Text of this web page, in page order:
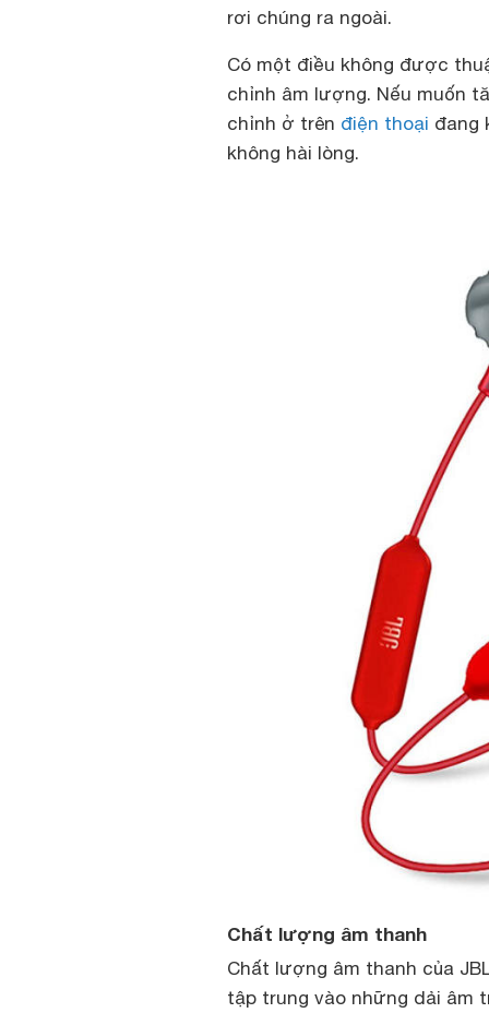
rơi chúng ra ngoài.
Có một điều không được
chỉnh âm lượng. Nếu muốn
chỉnh ở trên điện thoại đang
không hài lòng.
Chất lượng âm thanh
Chất lượng âm thanh của
tập trung vào những dải âm